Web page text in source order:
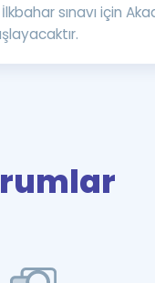
sınavı için